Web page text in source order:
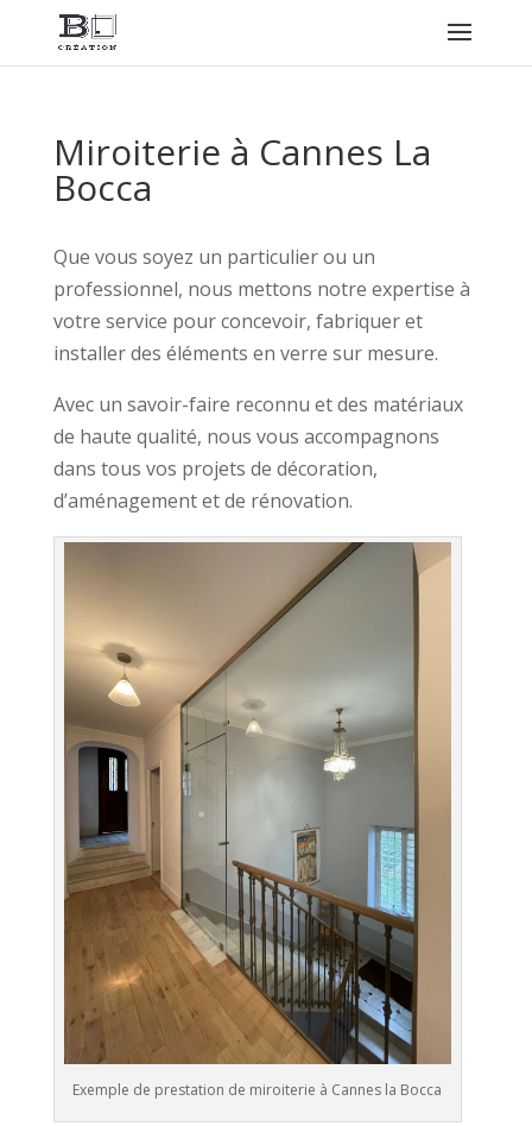
Miroiterie à Cannes La
Bocca
Que vous soyez un particulier ou un
professionnel, nous mettons notre expertise à
votre service pour concevoir, fabriquer et
installer des éléments en verre sur mesure.
Avec un savoir-faire reconnu et des matériaux
de haute qualité, nous vous accompagnons
dans tous vos projets de décoration,
d’aménagement et de rénovation.
Exemple de prestation de miroiterie à Cannes la Bocca